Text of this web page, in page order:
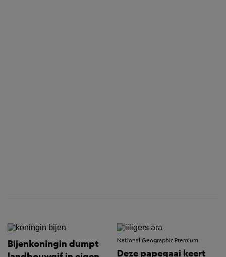
Bijenkoningin dumpt
National Geographic Premium
Deze papegaai keert